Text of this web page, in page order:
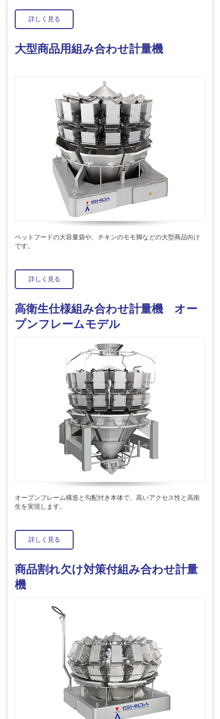
詳しく見る
大型商品用組み合わせ計量機
ペットフードの大容量袋や、チキンのモモ脚などの大型商品向け
です。
詳しく見る
高衛生仕様組み合わせ計量機 オー
プンフレームモデル
オープンフレーム構造と勾配付き本体で、高いアクセス性と高衛
生を実現します。
詳しく見る
商品割れ欠け対策付組み合わせ計量
機